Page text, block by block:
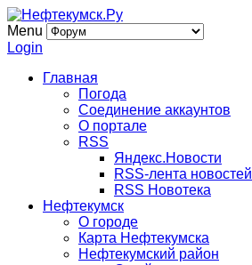
Menu
Login
Главная
Погода
Соединение аккаунтов
О портале
RSS
Яндекс.Новости
RSS-лента новостей
RSS Новотека
Нефтекумск
О городе
Карта Нефтекумска
Нефтекумский район